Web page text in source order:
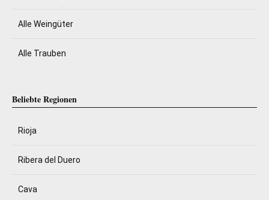
Alle Weingüter
Alle Trauben
Beliebte Regionen
Rioja
Ribera del Duero
Cava